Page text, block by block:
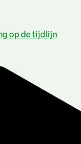
op de tijdlijn